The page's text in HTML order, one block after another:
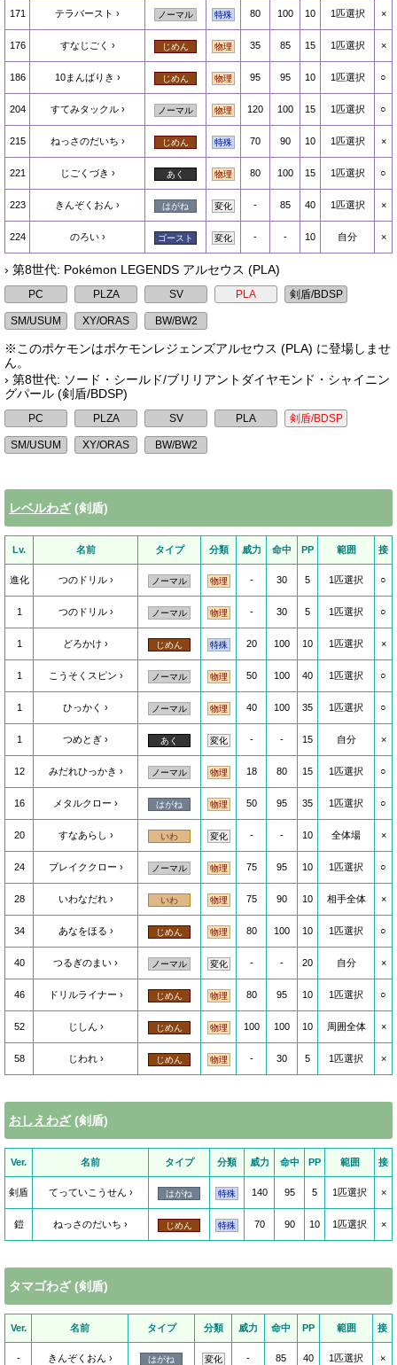
171 テラバースト ノーマル 特殊 80 100 10 1匹選択 ×
176 すなじごく じめん 物理 35 85 15 1匹選択 ×
186 10まんばりき じめん 物理 95 95 10 1匹選択 ○
204 すてみタックル ノーマル 物理 120 100 15 1匹選択 ○
215 ねっさのだいち じめん 特殊 70 90 10 1匹選択 ×
221 じごくづき あく 物理 80 100 15 1匹選択 ○
223 きんぞくおん はがね 変化 - 85 40 1匹選択 ×
224 のろい ゴースト 変化 - - 10 自分 ×
› 第8世代: Pokémon LEGENDS アルセウス (PLA)
※このポケモンはポケモンレジェンズアルセウス (PLA) に登場しませ
ん。
› 第8世代: ソード・シールド/ブリリアントダイヤモンド・シャイニン
グパール (剣盾/BDSP)
レベルわざ(剣盾)
Lv. 名前 タイプ 分類 威力 命中 PP 範囲 接
進化 つのドリル ノーマル 物理 - 30 5 1匹選択 ○
1 つのドリル ノーマル 物理 - 30 5 1匹選択 ○
1 どろかけ じめん 特殊 20 100 10 1匹選択 ×
1 こうそくスピン ノーマル 物理 50 100 40 1匹選択 ○
1 ひっかく ノーマル 物理 40 100 35 1匹選択 ○
1 つめとぎ あく 変化 - - 15 自分 ×
12 みだれひっかき ノーマル 物理 18 80 15 1匹選択 ○
16 メタルクロー はがね 物理 50 95 35 1匹選択 ○
20 すなあらし いわ 変化 - - 10 全体場 ×
24 ブレイククロー ノーマル 物理 75 95 10 1匹選択 ○
28 いわなだれ いわ 物理 75 90 10 相手全体 ×
34 あなをほる じめん 物理 80 100 10 1匹選択 ○
40 つるぎのまい ノーマル 変化 - - 20 自分 ×
46 ドリルライナー じめん 物理 80 95 10 1匹選択 ○
52 じしん じめん 物理 100 100 10 周囲全体 ×
58 じわれ じめん 物理 - 30 5 1匹選択 ×
おしえわざ(剣盾)
Ver. 名前 タイプ 分類 威力 命中 PP 範囲 接
剣盾 てっていこうせん はがね 特殊 140 95 5 1匹選択 ×
鎧 ねっさのだいち じめん 特殊 70 90 10 1匹選択 ×
タマゴわざ (剣盾)
Ver. 名前 タイプ 分類 威力 命中 PP 範囲 接
- きんぞくおん はがね 変化 - 85 40 1匹選択 ×